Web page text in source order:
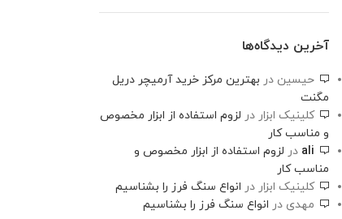
آخرین دیدگاه‌ها
حیسین در بهترین مرکز خرید آرمیچر دریل
مگنت
کلینیک ابزار در لزوم استفاده از ابزار مخصوص
و مناسب کار
ali در لزوم استفاده از ابزار مخصوص و
مناسب کار
کلینیک ابزار در انواع سنگ فرز را بشناسیم
مهدی در انواع سنگ فرز را بشناسیم